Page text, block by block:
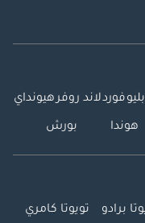
فوردلاند روفرهيونداي
هوندا بورش
برادو تويوتا كامري